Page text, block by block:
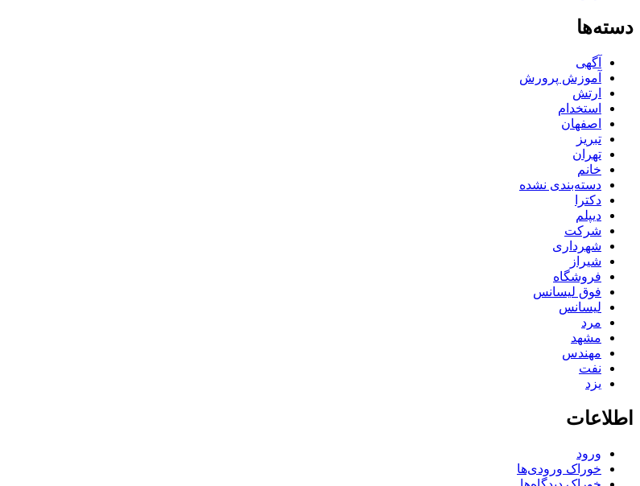
دسته‌ها
آگهی
آموزش پرورش
ارتش
استخدام
اصفهان
تبریز
تهران
خانم
دسته‌بندی نشده
دکترا
دیپلم
شرکت
شهرداری
شیراز
فروشگاه
فوق لیسانس
لیسانس
مرد
مشهد
مهندس
نفت
یزد
اطلاعات
ورود
خوراک ورودی‌ها